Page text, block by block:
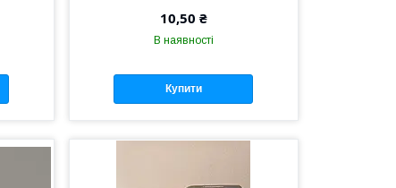
10,50 ₴
В наявності
Купити